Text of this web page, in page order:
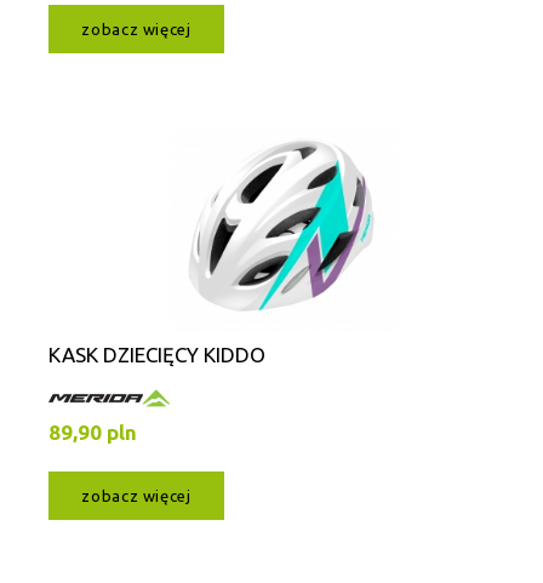
zobacz więcej
KASK DZIECIĘCY KIDDO
89,90 pln
zobacz więcej